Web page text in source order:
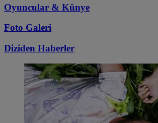
Oyuncular & Künye
Foto Galeri
Diziden Haberler